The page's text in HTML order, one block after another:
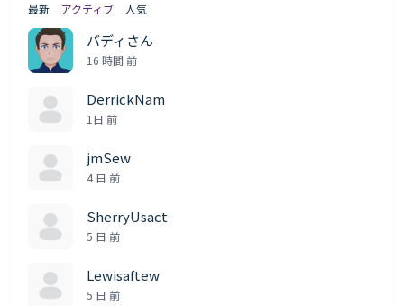
最新 アクティブ 人気
バディさん
16 時間 前
DerrickNam
1日 前
jmSew
4 日 前
SherryUsact
5 日 前
Lewisaftew
5 日 前